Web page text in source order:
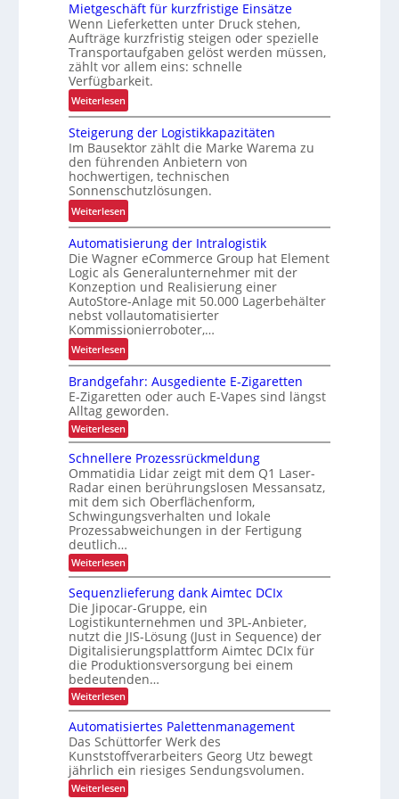
e
u
e
E
F
G
-
B
a
u
r
e
i
h
e
n
j
e
t
z
t
e
r
h
ä
l
l
i
c
h
Mietgeschäft für kurzfristige Einsätze
Wenn Lieferketten unter Druck stehen,
Aufträge kurzfristig steigen oder spezielle
Transportaufgaben gelöst werden müssen,
zählt vor allem eins: schnelle
Verfügbarkeit.
Weiterlesen:
M
i
e
t
g
e
s
h
ä
f
t
f
ü
r
k
u
r
z
f
r
i
s
t
i
e
E
i
n
s
ä
t
z
e
Steigerung der Logistikkapazitäten
Im Bausektor zählt die Marke Warema zu
den führenden Anbietern von
hochwertigen, technischen
Sonnenschutzlösungen.
Weiterlesen:
S
t
e
i
g
e
r
n
g
d
e
r
L
o
g
i
s
t
i
k
a
p
a
z
i
t
ä
e
n
Automatisierung der Intralogistik
Die Wagner eCommerce Group hat Element
Logic als Generalunternehmer mit der
Konzeption und Realisierung einer
AutoStore-Anlage mit 50.000 Lagerbehälter
nebst vollautomatisierter
Kommissionierroboter,…
Weiterlesen:
A
u
t
o
m
t
i
s
i
e
r
u
n
g
d
e
r
I
n
t
r
a
l
o
g
Brandgefahr: Ausgediente E-Zigaretten
E-Zigaretten oder auch E-Vapes sind längst
Alltag geworden.
Weiterlesen:
B
a
n
d
g
e
f
a
h
r
:
A
u
s
g
e
d
i
e
n
t
e
E
-
Z
i
g
a
Schnellere Prozessrückmeldung
Ommatidia Lidar zeigt mit dem Q1 Laser-
Radar einen berührungslosen Messansatz,
mit dem sich Oberflächenform,
Schwingungsverhalten und lokale
Prozessabweichungen in der Fertigung
deutlich…
Weiterlesen:
S
c
h
n
e
l
l
e
r
e
P
r
o
z
e
s
s
r
Sequenzlieferung dank Aimtec DCIx
Die Jipocar-Gruppe, ein
Logistikunternehmen und 3PL-Anbieter,
nutzt die JIS-Lösung (Just in Sequence) der
Digitalisierungsplattform Aimtec DCIx für
die Produktionsversorgung bei einem
bedeutenden…
Weiterlesen:
S
e
q
u
e
n
z
l
Automatisiertes Palettenmanagement
Das Schüttorfer Werk des
Kunststoffverarbeiters Georg Utz bewegt
jährlich ein riesiges Sendungsvolumen.
Weiterlesen: